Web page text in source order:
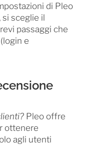
di Pleo
si sceglie il
passaggi che
e
Pleo offre
ottenere
agli utenti